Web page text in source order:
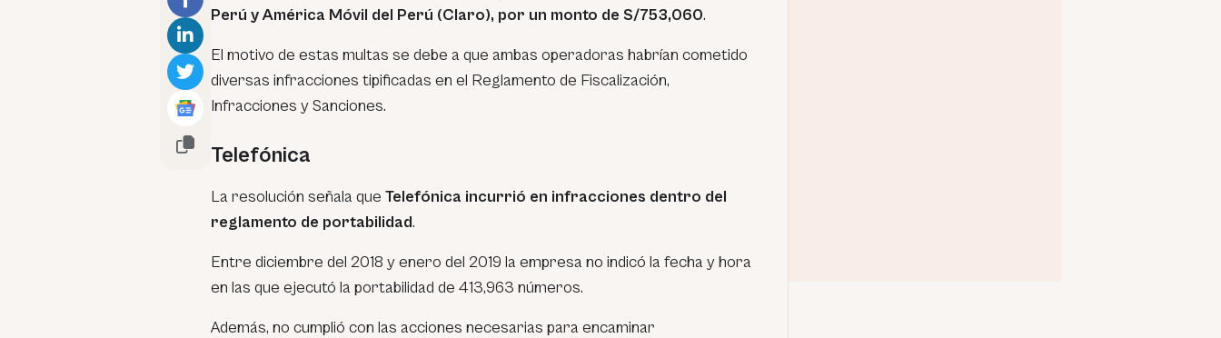
Perú y América Móvil del Perú (Claro), por un monto de S/753,060.
El motivo de estas multas se debe a que ambas operadoras habrían cometido
diversas infracciones tipificadas en el Reglamento de Fiscalización,
Infracciones y Sanciones.
Telefónica
La resolución señala que Telefónica incurrió en infracciones dentro del
reglamento de portabilidad.
Entre diciembre del 2018 y enero del 2019 la empresa no indicó la fecha y hora
en las que ejecutó la portabilidad de 413,963 números.
Además, no cumplió con las acciones necesarias para encaminar